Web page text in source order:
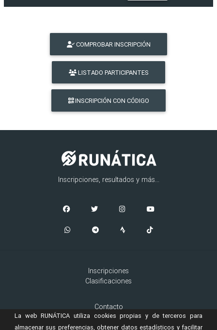
COMPROBAR INSCRIPCIÓN
LISTADO PARTICIPANTES
INSCRIPCIÓN CON CÓDIGO
Inscripciones, resultados y más...
Inscripciones
Clasificaciones
Contacto
Aviso Legal
Cookies
La web RUNÁTICA utiliza cookies propias y de terceros para
almacenar sus preferencias, obtener datos estadísticos y facilitar